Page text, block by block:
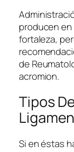
producen en
fortaleza,
de
acromion.
Tipos
Si en éstas